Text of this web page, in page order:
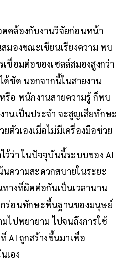
คล้องกับงานวิจัยก่อนหน้า
มองขณะเขียนเรียงความ พบ
ชื่อมต่อของเซลล์สมองสูงกว่า
ด้ชัด นอกจากนี้ในสายงาน
อ พนักงานสายความรู้ ก็พบ
านเป็นประจำ จะสูญเสียทักษะ
ตัวเองเมื่อไม่มีเครื่องมือช่วย
ว้ว่า ในปัจจุบันนี้ระบบของ AI
ความสะดวกสบายในระยะ
างที่ผิดต่อกันเป็นเวลานาน
กร่อนทักษะพื้นฐานของมนุษย์
ไปพยายาม ไปจนถึงการใช้
AI ถูกสร้างขึ้นมาเพื่อ
เอง